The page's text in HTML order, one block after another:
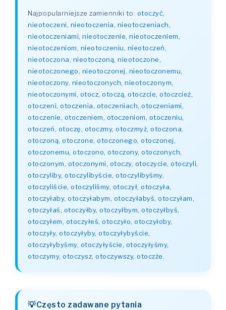
Najpopularniejsze zamienniki to: otoczyć,
nieotoczeni, nieotoczenia, nieotoczeniach,
nieotoczeniami, nieotoczenie, nieotoczeniem,
nieotoczeniom, nieotoczeniu, nieotoczeń,
nieotoczona, nieotoczoną, nieotoczone,
nieotoczonego, nieotoczonej, nieotoczonemu,
nieotoczony, nieotoczonych, nieotoczonym,
nieotoczonymi, otocz, otoczą, otoczcie, otoczcież,
otoczeni, otoczenia, otoczeniach, otoczeniami,
otoczenie, otoczeniem, otoczeniom, otoczeniu,
otoczeń, otoczę, otoczmy, otoczmyż, otoczona,
otoczoną, otoczone, otoczonego, otoczonej,
otoczonemu, otoczono, otoczony, otoczonych,
otoczonym, otoczonymi, otoczy, otoczycie, otoczyli,
otoczyliby, otoczylibyście, otoczylibyśmy,
otoczyliście, otoczyliśmy, otoczył, otoczyła,
otoczyłaby, otoczyłabym, otoczyłabyś, otoczyłam,
otoczyłaś, otoczyłby, otoczyłbym, otoczyłbyś,
otoczyłem, otoczyłeś, otoczyło, otoczyłoby,
otoczyły, otoczyłyby, otoczyłybyście,
otoczyłybyśmy, otoczyłyście, otoczyłyśmy,
otoczymy, otoczysz, otoczywszy, otoczże
Często zadawane pytania